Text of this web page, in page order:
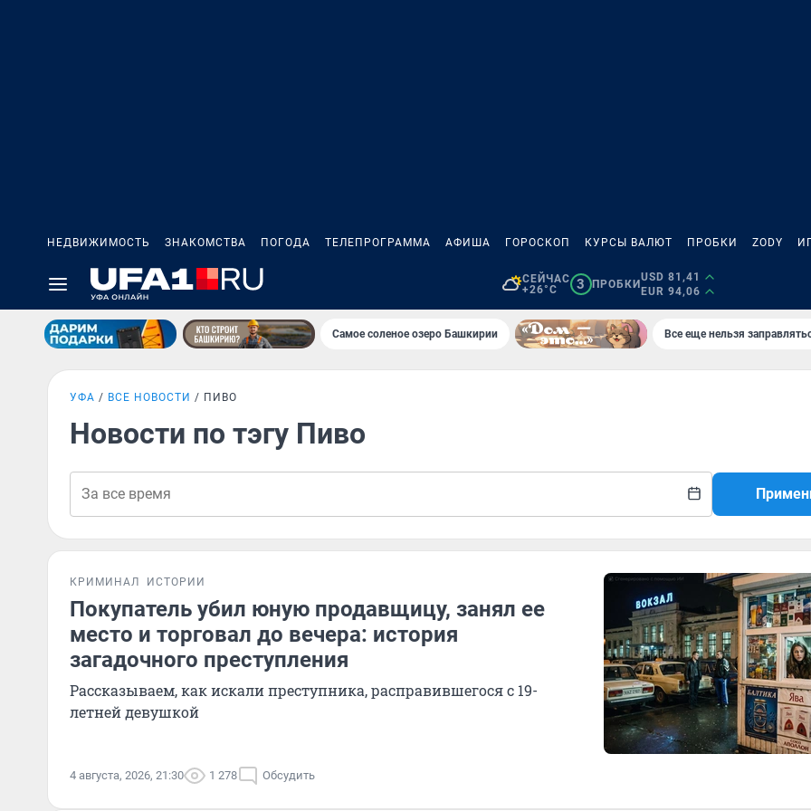
НЕДВИЖИМОСТЬ ЗНАКОМСТВА ПОГОДА ТЕЛЕПРОГРАММА АФИША ГОРОСКОП КУРСЫ ВАЛЮТ ПРОБКИ ZODY
СЕЙЧАС
+26°C
3 ПРОБКИ
USD 81,41
EUR 94,06
Самое соленое озеро Башкирии Все еще нельзя
УФА ВСЕ НОВОСТИ ПИВО
Новости по тэгу Пиво
КРИМИНАЛ ИСТОРИИ
Покупатель убил юную продавщицу, занял ее
место и торговал до вечера: история
загадочного преступления
Рассказываем, как искали преступника, расправившегося с 19-
летней девушкой
4 августа, 2026, 21:30 1 278 Обсудить